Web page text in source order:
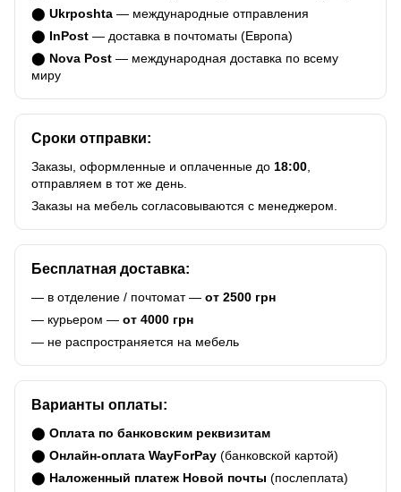
⬤ Ukrposhta — международные отправления
⬤ InPost — доставка в почтоматы (Европа)
⬤ Nova Post — международная доставка по всему
миру
Сроки отправки:
Заказы, оформленные и оплаченные до 18:00,
отправляем в тот же день.
Заказы на мебель согласовываются с менеджером.
Бесплатная доставка:
— в отделение / почтомат — от 2500 грн
— курьером — от 4000 грн
— не распространяется на мебель
Варианты оплаты:
⬤ Оплата по банковским реквизитам
⬤ Онлайн-оплата WayForPay (банковской картой)
⬤ Наложенный платеж Новой почты (послеплата)